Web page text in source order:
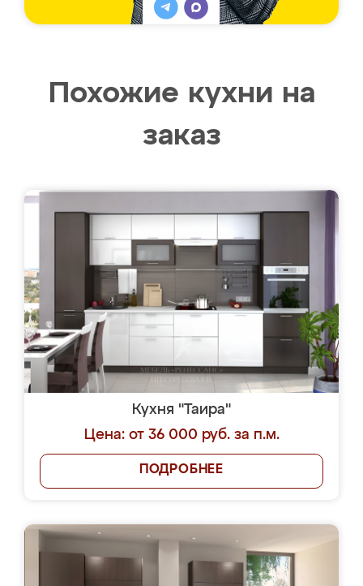
Похожие кухни на
заказ
Кухня "Таира"
Цена: от 36 000 руб. за п.м.
ПОДРОБНЕЕ